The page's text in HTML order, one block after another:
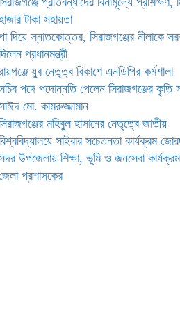
নেতৃত্বে জাতীয়
সাইবার সচেতনতা
সদর উপজেলায় শিক্ষা, ভূমি
জনসেবা কার্যক্রম পরিদর্শন
প্রশাসকের
টাকা সহায়তা
দিয়ে স্নাতকোত্তর, সিরাজগঞ্জের নীলাকে
প্রধানমন্ত্রী
যুব নেতৃত্ব বিকাশে এনডিপির কর্মশালা
পদে পদোন্নতি পেলেন সিরাজগঞ্জের
মো. কামরুজ্জামান
মহিবুল হাসানের নেতৃত্বে জাতীয়
সাইবার সচেতনতা কার্যক্রম
উপজেলায় শিক্ষা, ভূমি ও জনসেবা কার্যক্রম
প্রশাসকের